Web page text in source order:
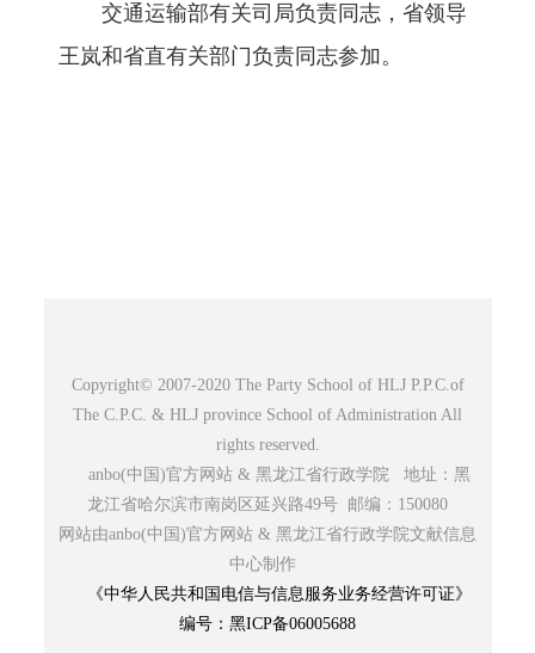
交通运输部有关司局负责同志，省领导
王岚和省直有关部门负责同志参加。
Copyright© 2007-2020 The Party School of HLJ P.P.C.of
The C.P.C. & HLJ province School of Administration All
rights reserved.
anbo(中国)官方网站 & 黑龙江省行政学院 地址：黑
龙江省哈尔滨市南岗区延兴路49号 邮编：150080
网站由anbo(中国)官方网站 & 黑龙江省行政学院文献信息
中心制作
《中华人民共和国电信与信息服务业务经营许可证》
编号：黑ICP备06005688